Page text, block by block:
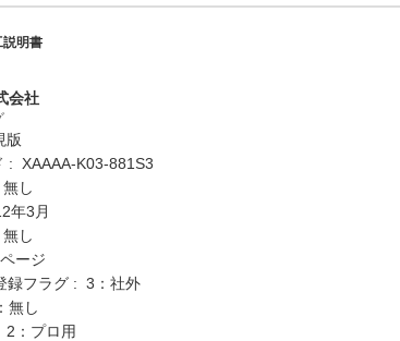
明書
会社
版
: XAAAA-K03-881S3
し
年3月
し
ージ
録フラグ : 3：社外
無し
：プロ用